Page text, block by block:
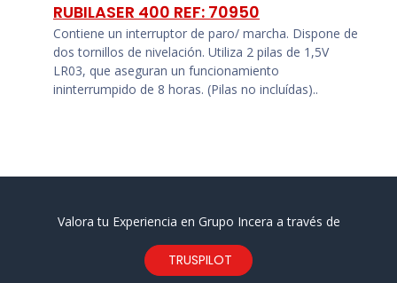
RUBILASER 400 REF: 70950
Contiene un interruptor de paro/ marcha. Dispone de
dos tornillos de nivelación. Utiliza 2 pilas de 1,5V
LR03, que aseguran un funcionamiento
ininterrumpido de 8 horas. (Pilas no incluídas)..
Valora tu Experiencia en Grupo Incera a través de
TRUSPILOT